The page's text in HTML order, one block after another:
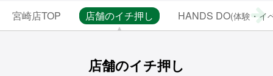
宮崎店TOP 店舗のイチ押し HANDS DO(体験・イ
店舗のイチ押し